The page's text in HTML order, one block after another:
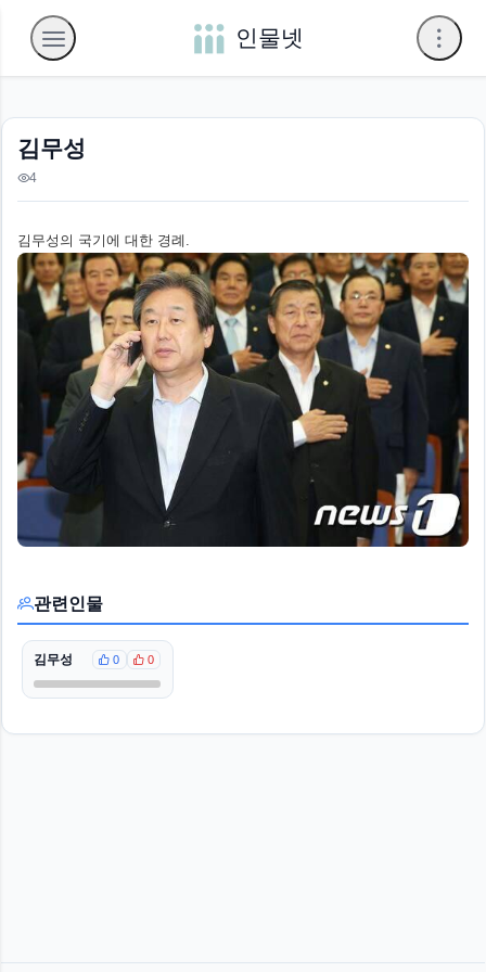
인물넷
김무성
4
김무성의 국기에 대한 경례.
관련인물
김무성 0 0